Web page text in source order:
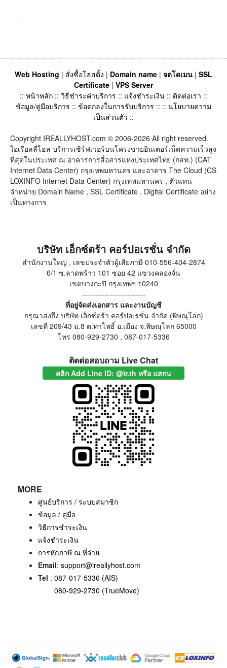
Web Hosting | สั่งซื้อโฮสติ้ง | Domain name | จดโดเมน | SSL
Certificate | VPS Server
:: หน้าหลัก :: วิธีชำระค่าบริการ :: แจ้งชำระเงิน :: ติดต่อเรา ::
ข้อมูล/คู่มือบริการ :: ข้อตกลงในการรับบริการ :: :: นโยบายความ
เป็นส่วนตัว ::
Copyright IREALLYHOST.com © 2006-2026 All right reserved.
ไอเรียลลี่โฮส บริการเซิร์ฟเวอร์บนโครงข่ายอินเตอร์เน็ตความเร็วสูง
ที่สุดในประเทศ ณ อาคารการสื่อสารแห่งประเทศไทย (กสท.) (CAT
Internet Data Center) กรุงเทพมหานคร และอาคาร The Cloud (CS
LOXINFO Internet Data Center) กรุงเทพมหานคร , ตัวแทน
จำหน่าย Domain Name , SSL Certificate , Digital Certificate อย่าง
เป็นทางการ
บริษัท เอ็กซ์ตร้า คอร์ปอเรชั่น จำกัด
สำนักงานใหญ่ , เลขประจำตัวผู้เสียภาษี 010-556-404-2874
6/1 ซ.ลาดพร้าว 101 ซอย 42 แขวงคลองจั่น
เขตบางกะปิ กรุงเทพฯ 10240
-------------------------
ที่อยู่จัดส่งเอกสาร และงานบัญชี
กรุณาส่งถึง บริษัท เอ็กซ์ตร้า คอร์ปอเรชั่น จำกัด (พิษณุโลก)
เลขที่ 209/43 ม.8 ต.ท่าโพธิ์ อ.เมือง จ.พิษณุโลก 65000
โทร 080-929-2730 , 087-017-5336
ติดต่อสอบถาม Live Chat
คลิก Add Line ID: @ir.th หรือ แสกน
MORE
ศูนย์บริการ / ระบบสมาชิก
ข้อมูล / คู่มือ
วิธีการชำระเงิน
แจ้งชำระเงิน
การหักภาษี ณ ที่จ่าย
Email: support@ireallyhost.com
Tel : 087-017-5336 (AIS)
080-929-2730 (TrueMove)